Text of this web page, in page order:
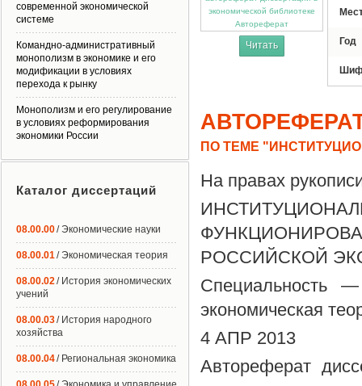
Автореферат
Читать Год
ПО ТЕМЕ
На правах
РОССИЙСКОЙ
Специальность
экономическая
4 АПР 2013
Автореферат
современной экономической
системе
Командно-административный
монополизм в экономике и его
модификации в условиях
перехода к рынку
Монополизм и его регулирование
в условиях реформирования
экономики России
Каталог диссертаций
08.00.00/ Экономические науки
08.00.01/ Экономическая теория
08.00.02/ История экономических
учений
08.00.03/ История народного
хозяйства
08.00.04/ Региональная экономика